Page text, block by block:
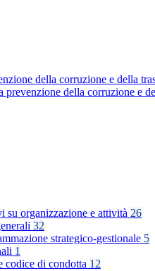
della corruzione e della
prevenzione della corruzione e
su organizzazione e attività 26
32
strategico-gestionale 5
1
codice di condotta 12